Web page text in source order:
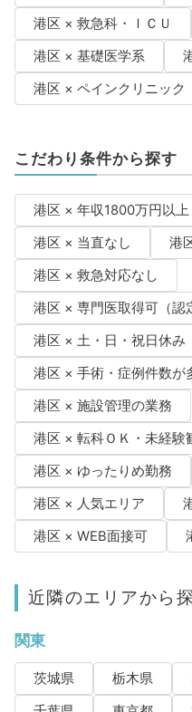
港区 × 救急科・ＩＣＵ
港区 × 基礎医学系
港区 × ペインクリニック
こだわり条件から探す
港区 × 年収1800万円以上
港区 × 当直なし
港
港区 × 救急対応なし
港区 × 専門医取得可（認
港区 × 土・日・祝日休み
港区 × 手術・症例件数が
港区 × 施設管理の業務
港区 × 転科ＯＫ・未経験
港区 × ゆったりめ勤務
港区 × 人気エリア
港区 × WEB面接可
近隣のエリアから
関東
茨城県 栃木県